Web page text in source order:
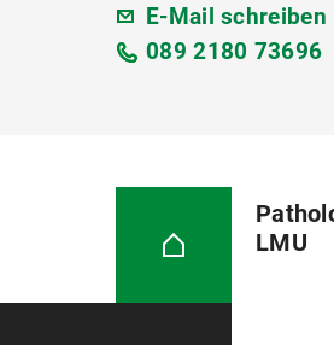
E-Mail schreiben
089 2180 73696
LMU